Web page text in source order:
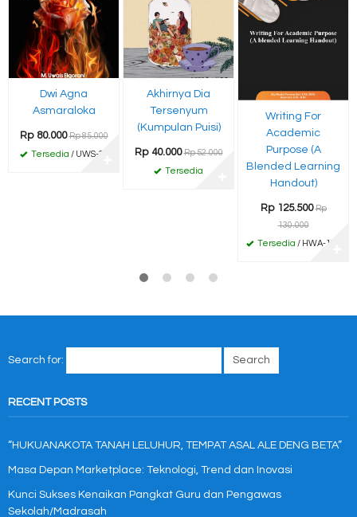
Dwi Agna
Asmaraloka
Rp 80.000 Rp 85.000
Tersedia / UWS-39
Akhirnya Dia
Tersenyum
(Kumpulan Puisi)
Rp 40.000 Rp 52.000
Tersedia
Writing For
Academic
Purpose (A
Blended Learning
Handout)
Rp 125.500 Rp
130.000
Tersedia / HWA-130
Search for:
RECENT POSTS
“HUKUANAKOTA TANAH LELUHUR, TEMPAT ASAL ALE DENG BETA”
Masa Depan Marketplace: Teknologi, Trend dan Inovasi
Kunci Sukses Kenaikan Pangkat Guru dan Pengawas
Sekolah/Madrasah